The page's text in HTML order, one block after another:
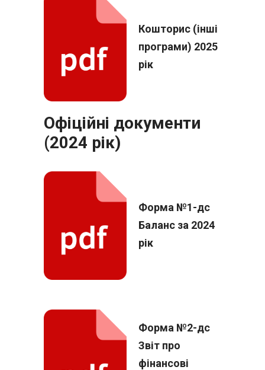
Кошторис (інші
програми) 2025
рік
Офіційні документи
(2024 рік)
Форма №1-дс
Баланс за 2024
рік
Форма №2-дс
Звіт про
фінансові